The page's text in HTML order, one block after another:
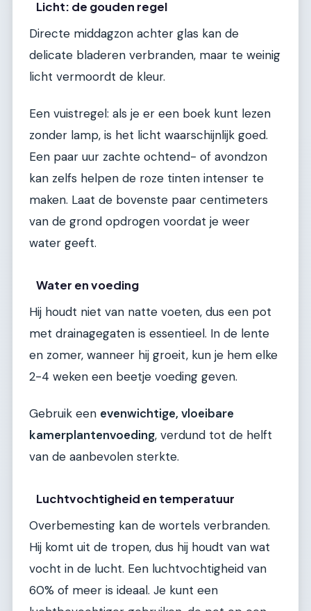
Licht: de gouden regel
Directe middagzon achter glas kan de
delicate bladeren verbranden, maar te weinig
licht vermoordt de kleur.
Een vuistregel: als je er een boek kunt lezen
zonder lamp, is het licht waarschijnlijk goed.
Een paar uur zachte ochtend- of avondzon
kan zelfs helpen de roze tinten intenser te
maken. Laat de bovenste paar centimeters
van de grond opdrogen voordat je weer
water geeft.
Water en voeding
Hij houdt niet van natte voeten, dus een pot
met drainagegaten is essentieel. In de lente
en zomer, wanneer hij groeit, kun je hem elke
2-4 weken een beetje voeding geven.
Gebruik een evenwichtige, vloeibare
kamerplantenvoeding, verdund tot de helft
van de aanbevolen sterkte.
Luchtvochtigheid en temperatuur
Overbemesting kan de wortels verbranden.
Hij komt uit de tropen, dus hij houdt van wat
vocht in de lucht. Een luchtvochtigheid van
60% of meer is ideaal. Je kunt een